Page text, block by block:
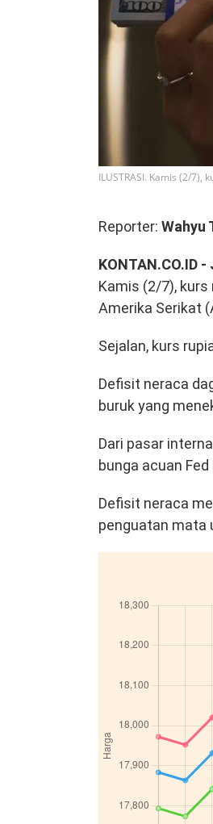
ILUSTRASI. Kamis (2/
Reporter: Wahyu
KONTAN.CO.ID -
Kamis (2/7), kurs
Amerika Serikat
Sejalan, kurs
Defisit neraca
buruk yang
Dari pasar
bunga acuan
Defisit neraca
penguatan mata